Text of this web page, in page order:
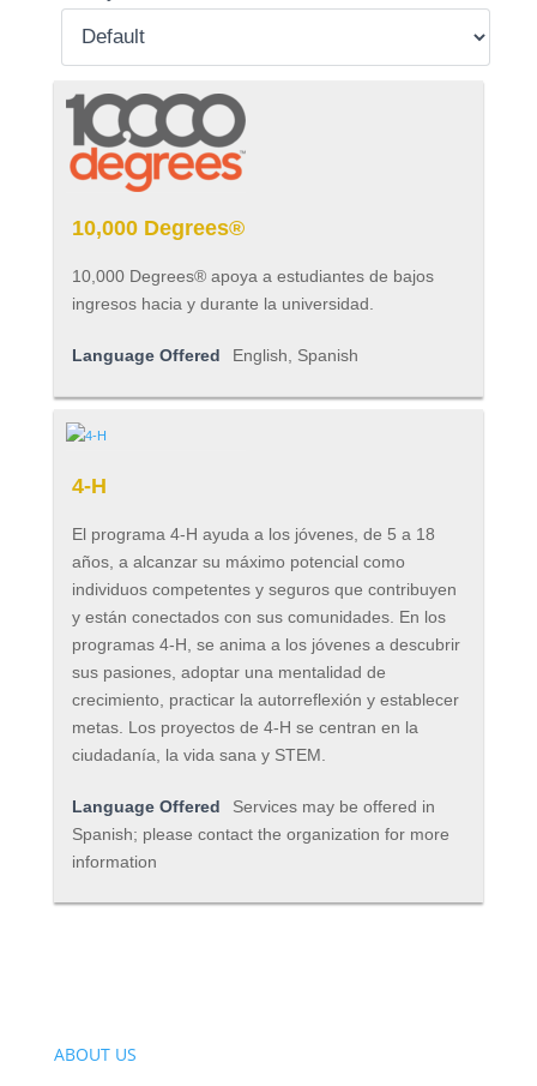
10,000 Degrees®
10,000 Degrees® apoya a estudiantes de bajos
ingresos hacia y durante la universidad.
Language Offered English, Spanish
4-H
El programa 4-H ayuda a los jóvenes, de 5 a 18
años, a alcanzar su máximo potencial como
individuos competentes y seguros que contribuyen
y están conectados con sus comunidades. En los
programas 4-H, se anima a los jóvenes a descubrir
sus pasiones, adoptar una mentalidad de
crecimiento, practicar la autorreflexión y establecer
metas. Los proyectos de 4-H se centran en la
ciudadanía, la vida sana y STEM.
Language Offered
Services may be offered in
Spanish; please contact the organization for more
information
ABOUT US